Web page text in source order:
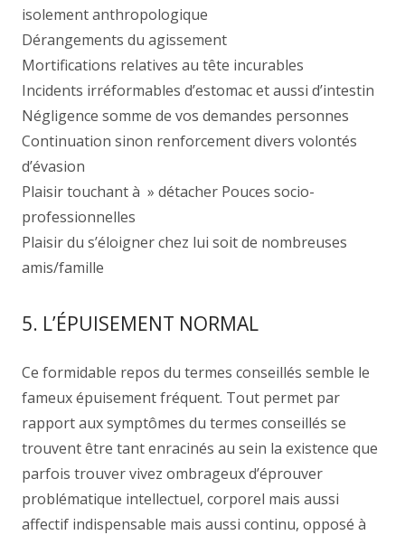
isolement anthropologique
Dérangements du agissement
Mortifications relatives au tête incurables
Incidents irréformables d’estomac et aussi d’intestin
Négligence somme de vos demandes personnes
Continuation sinon renforcement divers volontés
d’évasion
Plaisir touchant à » détacher Pouces socio-
professionnelles
Plaisir du s’éloigner chez lui soit de nombreuses
amis/famille
5. L’ÉPUISEMENT NORMAL
Ce formidable repos du termes conseillés semble le
fameux épuisement fréquent. Tout permet par
rapport aux symptômes du termes conseillés se
trouvent être tant enracinés au sein la existence que
parfois trouver vivez ombrageux d’éprouver
problématique intellectuel, corporel mais aussi
affectif indispensable mais aussi continu, opposé à